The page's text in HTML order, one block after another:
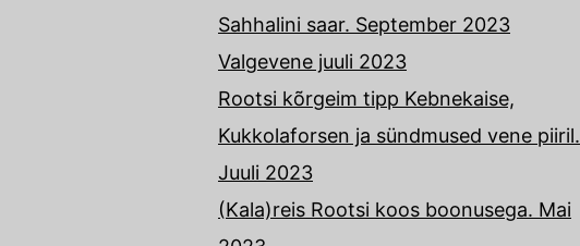
Sahhalini saar. September 2023
Valgevene juuli 2023
Rootsi kõrgeim tipp Kebnekaise,
Kukkolaforsen ja sündmused vene piiril.
Juuli 2023
(Kala)reis Rootsi koos boonusega. Mai